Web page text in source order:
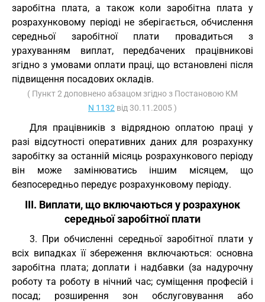
заробітна плата, а також коли заробітна плата у
розрахунковому періоді не зберігається, обчислення
середньої заробітної плати провадиться з
урахуванням виплат, передбачених працівникові
згідно з умовами оплати праці, що встановлені після
підвищення посадових окладів.
( Пункт 2 доповнено абзацом згідно з Постановою КМ
N 1132 від 30.11.2005 )
Для працівників з відрядною оплатою праці у
разі відсутності оперативних даних для розрахунку
заробітку за останній місяць розрахункового періоду
він може замінюватись іншим місяцем, що
безпосередньо передує розрахунковому періоду.
III. Виплати, що включаються у розрахунок
середньої заробітної плати
3. При обчисленні середньої заробітної плати у
всіх випадках її збереження включаються: основна
заробітна плата; доплати і надбавки (за надурочну
роботу та роботу в нічний час; суміщення професій і
посад; розширення зон обслуговування або